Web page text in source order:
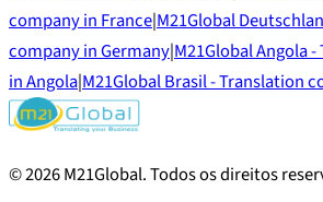
company in France|M21Global
company in Germany|M21Global Angola
in Angola|M21Global Brasil - Translation
©2026M21Global.Todos os direitos